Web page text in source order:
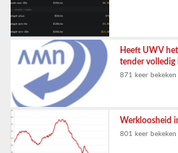
Heeft UWV
tender volledig
871 keer bekeken
Werkloosheid
801 keer bekeken